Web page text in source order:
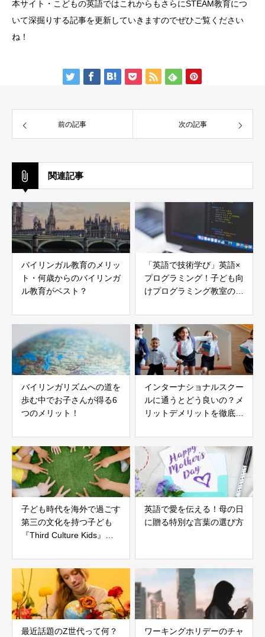
本サイト・こどもの英語ではこれからもさらにSTEAM教育につ
いて深掘りする記事を更新していきますのでぜひご覧ください
ね！
前の記事 次の記事
関連記事
バイリンガル教育のメリッ
ト・何歳からのバイリンガ
ル教育がベスト？
「英語で技術学び」英語×
プログラミング！子ども向
けプログラミング教室のお
バイリンガリズムへの道を
歩む中でお子さんが得る6
つのメリット！
インターナショナルスクー
ルに通うとどう良いの？メ
リットデメリットを徹底分
子ども時代を海外で過ごす
第三の文化を持つ子ども
『Third Culture Kids』と
英語で愛を伝える！母の日
に贈る特別な言葉の選び方
最近話題のZ世代って何？
ワーキングホリデーのチャ